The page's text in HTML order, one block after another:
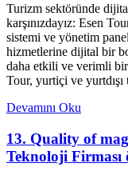
Turizm sektöründe
karşınızdayız: Esen
sistemi ve yönetim
hizmetlerine dijital bir
daha etkili ve verimli bir
Tour, yurtiçi ve yurtdışı
Devamını Oku
13. Quality of
Teknoloji Firması